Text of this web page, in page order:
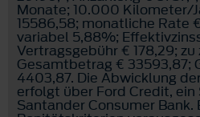
Monate; 10.000 Kilometer/
15586,58; monatliche Rate
variabel 5,88%;
Vertragsgebühr € 178,29;
Gesamtbetrag € 33593,87;
4403,87. Die Abwicklung
erfolgt über Ford Credit, ein
Santander Consumer Bank.